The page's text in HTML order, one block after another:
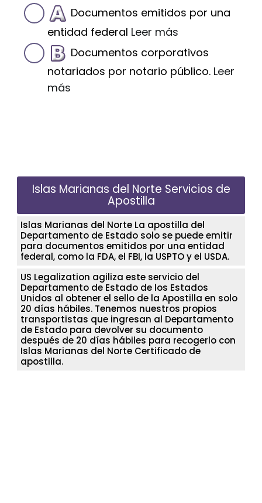
Documentos emitidos por una
entidad federal Leer más
Documentos corporativos
notariados por notario público. Leer
más
Islas Marianas del Norte Servicios de
Apostilla
Islas Marianas del Norte La apostilla del
Departamento de Estado solo se puede emitir
para documentos emitidos por una entidad
federal, como la FDA, el FBI, la USPTO y el USDA.
US Legalization agiliza este servicio del
Departamento de Estado de los Estados
Unidos al obtener el sello de la Apostilla en solo
20 días hábiles. Tenemos nuestros propios
transportistas que ingresan al Departamento
de Estado para devolver su documento
después de 20 días hábiles para recogerlo con
Islas Marianas del Norte Certificado de
apostilla.